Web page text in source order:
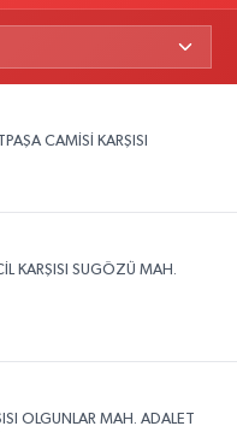
CAMİSİ KARŞISI
KARŞISI SUGÖZÜ MAH.
OLGUNLAR MAH. ADALET